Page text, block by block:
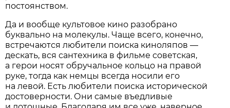
постоянством.
Да и вообще культовое кино разобрано
буквально на молекулы. Чаще всего, конечно,
встречаются любители поиска киноляпов —
дескать, вся сантехника в фильме советская,
а герои носят обручальное кольцо на правой
руке, тогда как немцы всегда носили его
на левой. Есть любители поиска исторической
достоверности. Они самые въедливые